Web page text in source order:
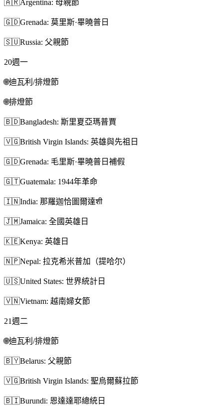
🇦🇷Argentina: 母親節
🇬🇩Grenada: 莫里斯·畢曉普日
🇸🇺Russia: 父親節
20週一
🌐迪瓦利/排燈節
🌐排燈節
🇧🇩Bangladesh: 斯里夏亞瑪普賈
🇻🇬British Virgin Islands: 英雄與先祖日
🇬🇩Grenada: 毛里斯·畢曉普日補假
🇬🇹Guatemala: 1944年革命
🇮🇳India: 那羅迦恰圖爾達शी
🇯🇲Jamaica: 全國英雄日
🇰🇪Kenya: 英雄日
🇳🇵Nepal: 拉克希米普加（提哈尔）
🇺🇸United States: 世界統計日
🇻🇳Vietnam: 越南婦女節
21週二
🌐迪瓦利/排燈節
🇧🇾Belarus: 父親節
🇻🇬British Virgin Islands: 聖烏爾蘇拉節
🇧🇮Burundi: 恩達達耶總統日